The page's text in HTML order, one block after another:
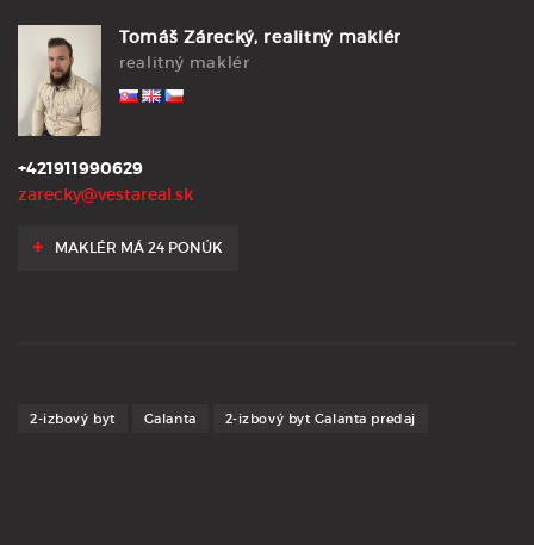
Tomáš Zárecký, realitný maklér
realitný maklér
+421911990629
zarecky@vestareal.sk
MAKLÉR MÁ 24 PONÚK
2-izbový byt Galanta 2-izbový byt Galanta predaj